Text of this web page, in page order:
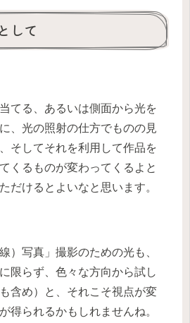
して
てる、あるいは側面から光を
、光の照射の仕方でものの見
そしてそれを利用して作品を
くるものが変わってくるよと
だけるとよいなと思います。
）写真」撮影のための光も、
限らず、色々な方向から試し
含め）と、それこそ視点が変
得られるかもしれませんね。